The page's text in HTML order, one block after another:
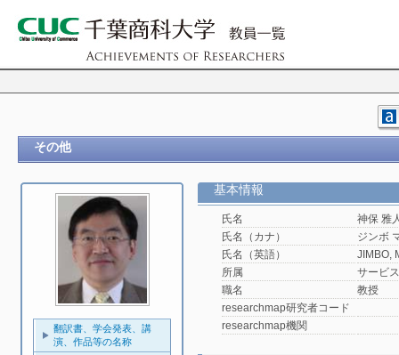
その他
翻訳書、学会発表、講
演、作品等の名称
基本情報
氏名
神保 雅
氏名（カナ）
ジンボ
氏名（英語）
JIMBO,
所属
サービ
職名
教授
researchmap研究者コード
researchmap機関